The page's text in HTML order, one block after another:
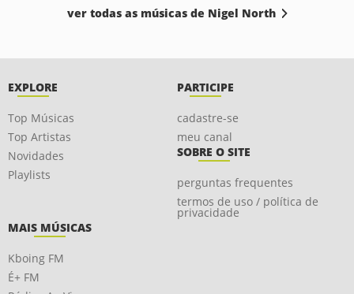
ver todas as músicas de Nigel North
EXPLORE
Top Músicas
Top Artistas
Novidades
Playlists
PARTICIPE
cadastre-se
meu canal
SOBRE O SITE
perguntas frequentes
termos de uso / política de
privacidade
MAIS MÚSICAS
Kboing FM
É+ FM